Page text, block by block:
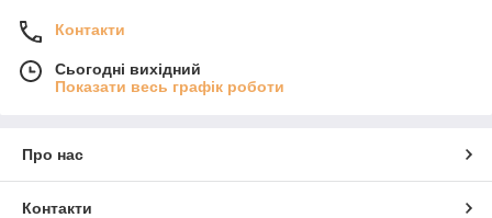
Контакти
Сьогодні вихідний
Показати весь графік роботи
Про нас
Контакти